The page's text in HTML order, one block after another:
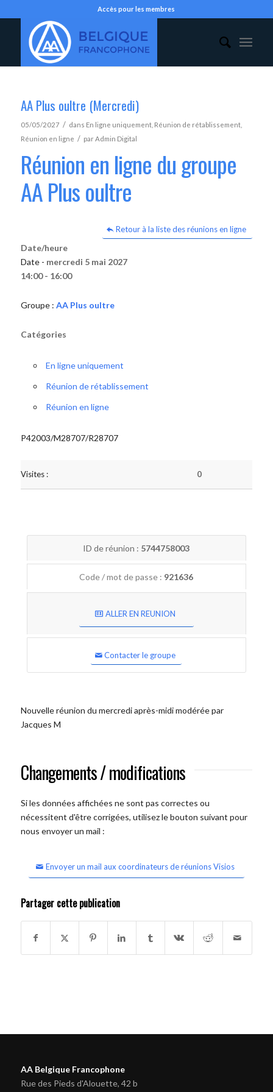
Accès pour les membres
AA Plus oultre (Mercredi)
05/05/2027 / dans En ligne uniquement, Réunion de rétablissement,
Réunion en ligne / parAdmin Digital
Réunion en ligne du groupe
AA Plus oultre
Retour à la liste des réunions en ligne
Date/heure
Date - mercredi 5 mai 2027
14:00 - 16:00
Groupe : AA Plus oultre
Catégories
En ligne uniquement
Réunion de rétablissement
Réunion en ligne
P42003/M28707/R28707
Visites : 0
ID de réunion : 5744758003
Code / mot de passe : 921636
ALLER EN REUNION
Contacter le groupe
Nouvelle réunion du mercredi après-midi modérée par
Jacques M
Changements / modifications
Si les données affichées ne sont pas correctes ou
nécessitent d'être corrigées, utilisez le bouton suivant pour
nous envoyer un mail :
Envoyer un mail aux coordinateurs de réunions Visios
Partager cette publication
AA Belgique Francophone
Rue des Pieds d'Alouette, 42 b